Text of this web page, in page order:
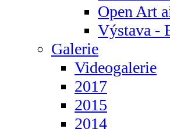
Open Art
Výstava -
Galerie
Videogalerie
2017
2015
2014